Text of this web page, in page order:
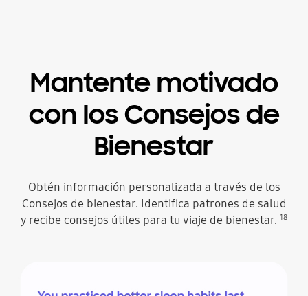
Mantente motivado
con los Consejos de
Bienestar
Obtén información personalizada a través de los
Consejos de bienestar. Identifica patrones de salud
y recibe consejos útiles para tu viaje de bienestar. 18